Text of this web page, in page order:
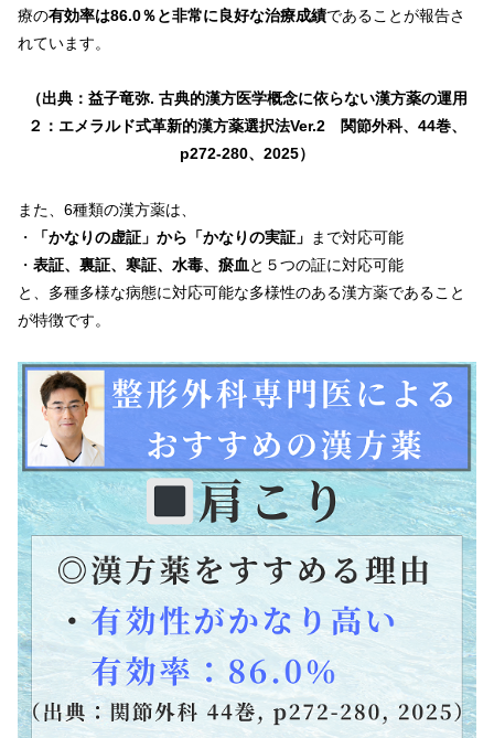
療の有効率は86.0％と非常に良好な治療成績であることが報告さ
れています。
（出典：益子竜弥. 古典的漢方医学概念に依らない漢方薬の運用
２：エメラルド式革新的漢方薬選択法Ver.2 関節外科、44巻、
p272-280、2025）
また、6種類の漢方薬は、
・
「かなりの虚証」から「かなりの実証」
まで対応可能
・ 表証、裏証、寒証、水毒、瘀血 と５つの証に対応可能
と、多種多様な病態に対応可能な多様性のある漢方薬であること
が特徴です。